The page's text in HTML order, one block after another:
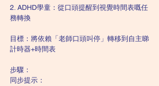
2. ADHD學童：從口頭提醒到視覺時間表嘅任
務轉換
目標：將依賴「老師口頭叫停」轉移到自主睇
計時器+時間表
步驟：
同步提示：